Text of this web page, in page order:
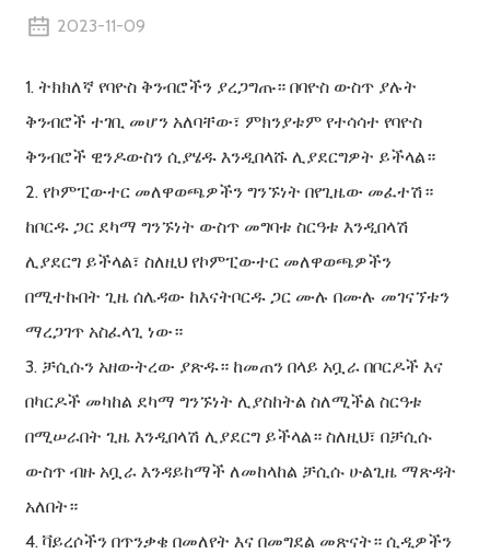
2023-11-09
1. ትክክለኛ የባዮስ ቅንብሮችን ያረጋግጡ። በባዮስ ውስጥ ያሉት
ቅንብሮች ተገቢ መሆን አለባቸው፣ ምክንያቱም የተሳሳተ የባዮስ
ቅንብሮች ዊንዶውስን ሲያሄዱ እንዲበላሹ ሊያደርግዎት ይችላል።
2. የኮምፒውተር መለዋወጫዎችን ግንኙነት በየጊዜው መፈተሽ።
ከቦርዱ ጋር ደካማ ግንኙነት ውስጥ መግባቱ ስርዓቱ እንዲበላሽ
ሊያደርግ ይችላል፣ ስለዚህ የኮምፒውተር መለዋወጫዎችን
በሚተኩበት ጊዜ ሰሌዳው ከእናትቦርዱ ጋር ሙሉ በሙሉ መገናኘቱን
ማረጋገጥ አስፈላጊ ነው።
3. ቻሲሱን አዘውትረው ያጽዱ። ከመጠን በላይ አቧራ በቦርዶች እና
በካርዶች መካከል ደካማ ግንኙነት ሊያስከትል ስለሚችል ስርዓቱ
በሚሠራበት ጊዜ እንዲበላሽ ሊያደርግ ይችላል። ስለዚህ፣ በቻሲሱ
ውስጥ ብዙ አቧራ እንዳይከማች ለመከላከል ቻሲሱ ሁልጊዜ ማጽዳት
አለበት።
4. ቫይረሶችን በጥንቃቄ በመለየት እና በመግደል መጽናት። ሲዲዎችን